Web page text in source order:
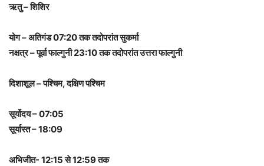
ऋतु – शिशिर
योग – अतिगंड 07:20 तक तदोपरांत सुकर्मा
नक्षत्र – पूर्वा फाल्गुनी 23:10 तक तदोपरांत उत्तरा फाल्गुनी
दिशाशूल – पश्चिम, दक्षिण पश्चिम
सूर्योदय – 07:05
सूर्यास्त – 18:09
अभिजीत- 12:15 से 12:59 तक